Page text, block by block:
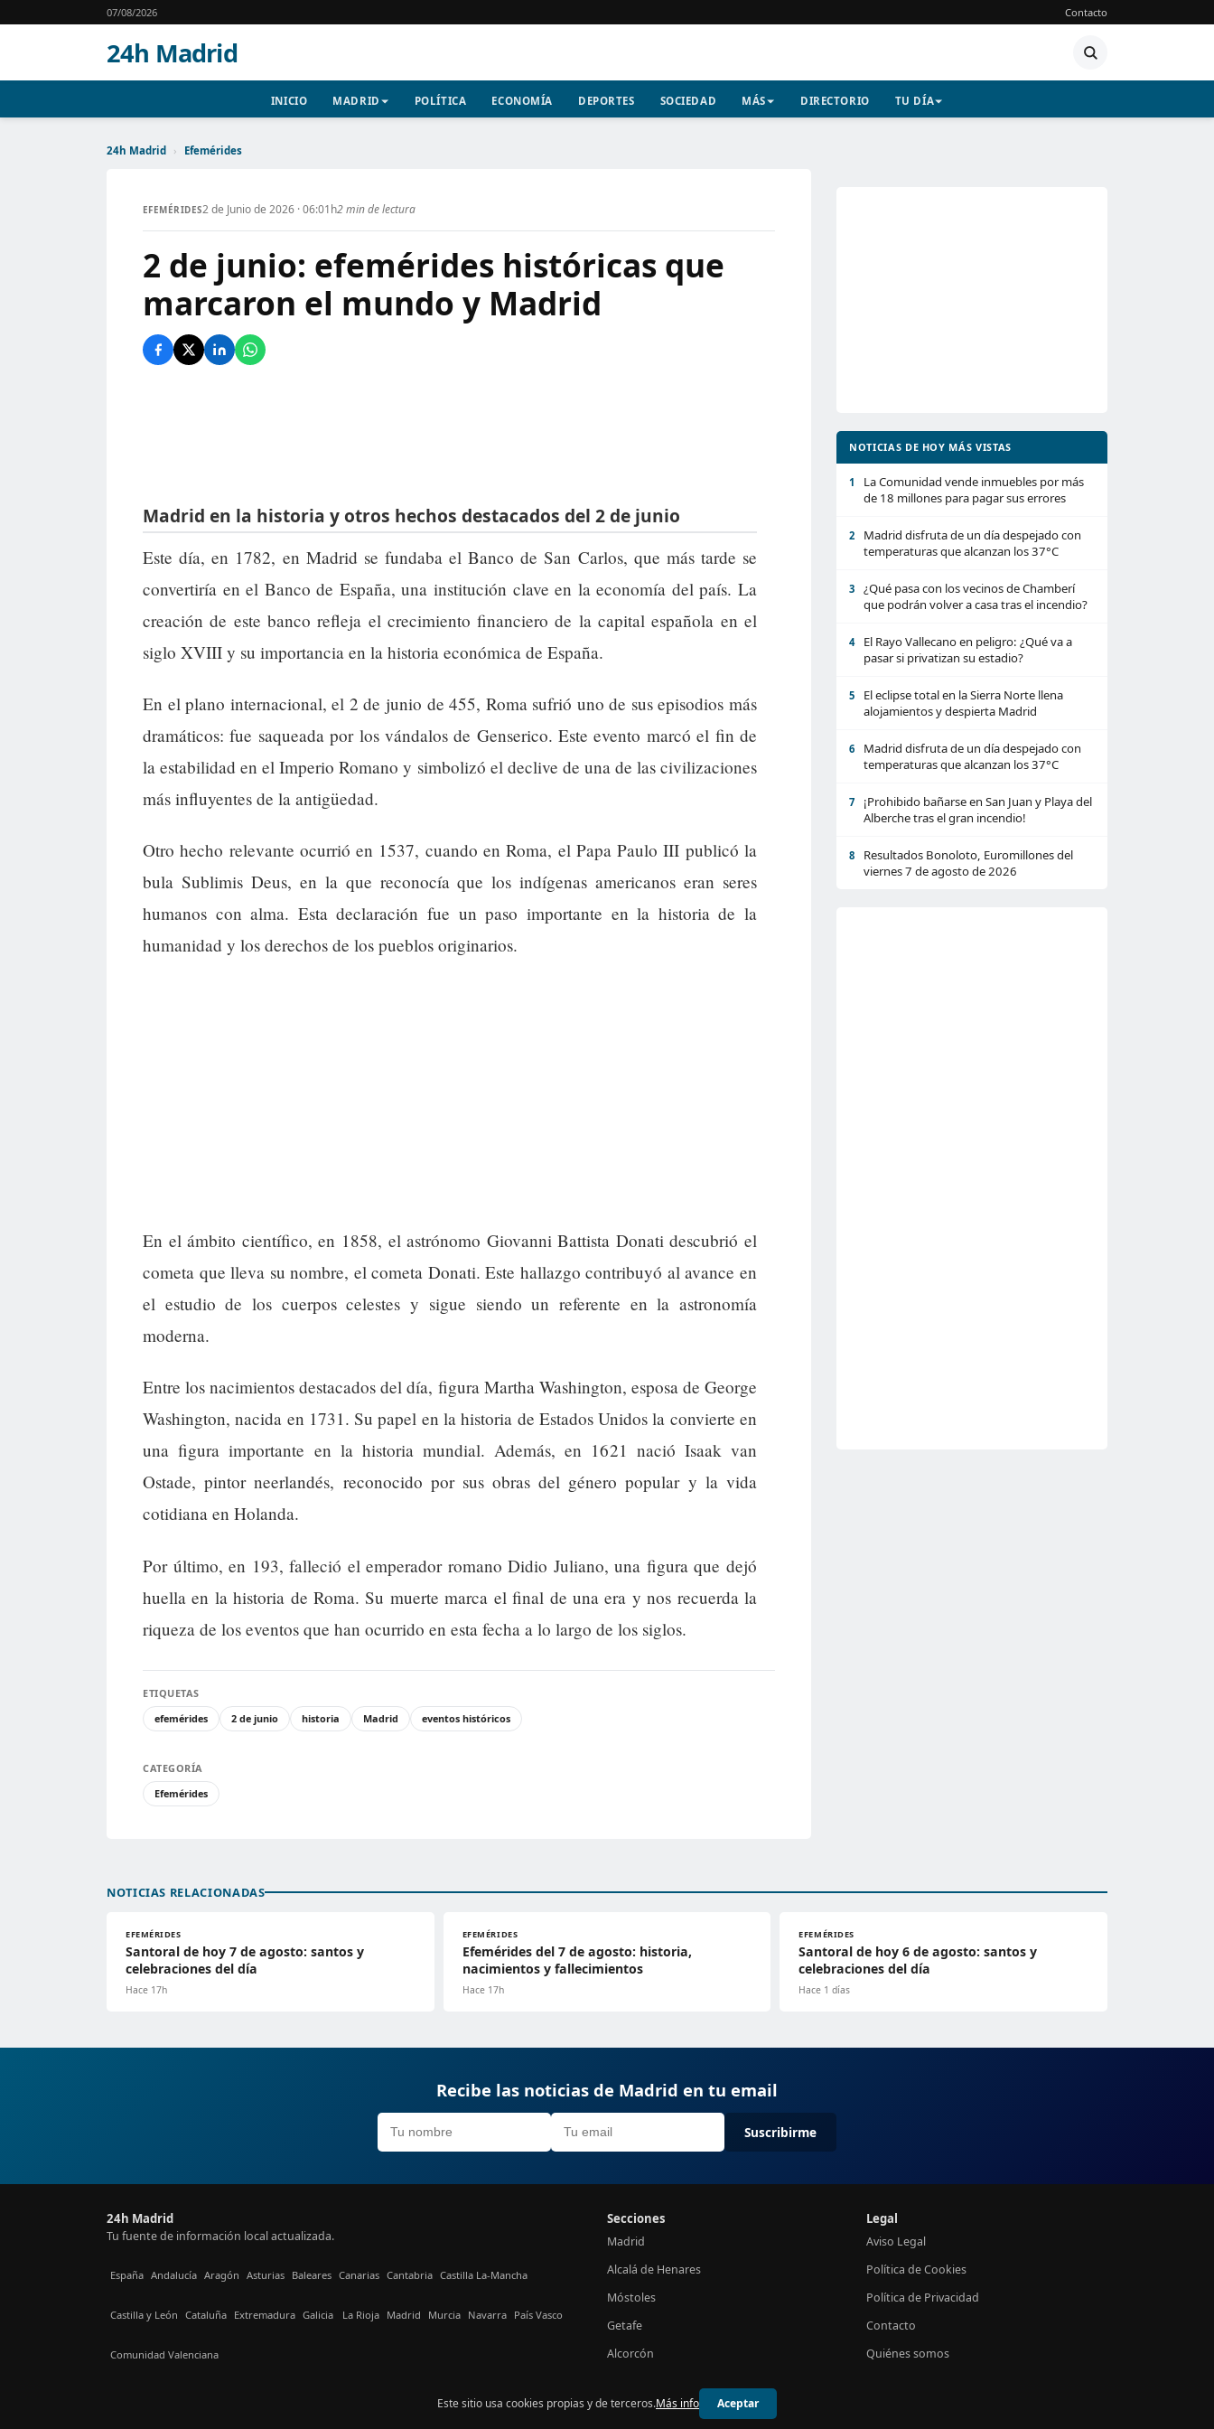
07/08/2026 Contacto
24h Madrid
INICIO MADRID POLÍTICA ECONOMÍA DEPORTES SOCIEDAD MÁS DIRECTORIO TU DÍA
24h Madrid › Efemérides
EFEMÉRIDES2 de Junio de 2026 · 06:01h2 min de lectura
2 de junio: efemérides históricas que
marcaron el mundo y Madrid
Madrid en la historia y otros hechos destacados del 2 de junio
Este día, en 1782, en Madrid se fundaba el Banco de San Carlos, que más tarde se
convertiría en el Banco de España, una institución clave en la economía del país. La
creación de este banco refleja el crecimiento financiero de la capital española en el
siglo XVIII y su importancia en la historia económica de España.
En el plano internacional, el 2 de junio de 455, Roma sufrió uno de sus episodios más
dramáticos: fue saqueada por los vándalos de Genserico. Este evento marcó el fin de
la estabilidad en el Imperio Romano y simbolizó el declive de una de las civilizaciones
más influyentes de la antigüedad.
Otro hecho relevante ocurrió en 1537, cuando en Roma, el Papa Paulo III publicó la
bula Sublimis Deus, en la que reconocía que los indígenas americanos eran seres
humanos con alma. Esta declaración fue un paso importante en la historia de la
humanidad y los derechos de los pueblos originarios.
En el ámbito científico, en 1858, el astrónomo Giovanni Battista Donati descubrió el
cometa que lleva su nombre, el cometa Donati. Este hallazgo contribuyó al avance en
el estudio de los cuerpos celestes y sigue siendo un referente en la astronomía
moderna.
Entre los nacimientos destacados del día, figura Martha Washington, esposa de George
Washington, nacida en 1731. Su papel en la historia de Estados Unidos la convierte en
una figura importante en la historia mundial. Además, en 1621 nació Isaak van
Ostade, pintor neerlandés, reconocido por sus obras del género popular y la vida
cotidiana en Holanda.
Por último, en 193, falleció el emperador romano Didio Juliano, una figura que dejó
huella en la historia de Roma. Su muerte marca el final de una era y nos recuerda la
riqueza de los eventos que han ocurrido en esta fecha a lo largo de los siglos.
ETIQUETAS
efemérides
2 de junio historia Madrid eventos históricos
CATEGORÍA
Efemérides
NOTICIAS DE HOY MÁS VISTAS
1
La Comunidad vende inmuebles por más
de 18 millones para pagar sus errores
2
Madrid disfruta de un día despejado con
temperaturas que alcanzan los 37°C
3
¿Qué pasa con los vecinos de Chamberí
que podrán volver a casa tras el incendio?
4
El Rayo Vallecano en peligro: ¿Qué va a
pasar si privatizan su estadio?
5
El eclipse total en la Sierra Norte llena
alojamientos y despierta Madrid
6
Madrid disfruta de un día despejado con
temperaturas que alcanzan los 37°C
7
¡Prohibido bañarse en San Juan y Playa del
Alberche tras el gran incendio!
8
Resultados Bonoloto, Euromillones del
viernes 7 de agosto de 2026
NOTICIAS RELACIONADAS
EFEMÉRIDES
Santoral de hoy 7 de agosto: santos y
celebraciones del día
Hace 17h
EFEMÉRIDES
Efemérides del 7 de agosto: historia,
nacimientos y fallecimientos
Hace 17h
EFEMÉRIDES
Santoral de hoy 6 de agosto: santos y
celebraciones del día
Hace 1 días
Recibe las noticias de Madrid en tu email
Suscribirme
24h Madrid
Tu fuente de información local actualizada.
España Andalucía Aragón Asturias Baleares Canarias Cantabria Castilla La-Mancha
Castilla y León Cataluña Extremadura Galicia La Rioja Madrid Murcia Navarra País Vasco
Comunidad Valenciana
Secciones
Madrid
Alcalá de Henares
Móstoles
Getafe
Alcorcón
Legal
Aviso Legal
Política de Cookies
Política de Privacidad
Contacto
Quiénes somos
© 2026 24h Madrid
Este sitio usa cookies propias y de terceros.Más info Aceptar